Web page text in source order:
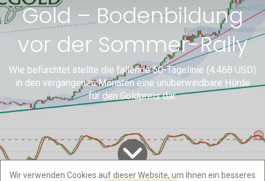
Gold – Bodenbildung
vor der Sommer-Rally
Wie befürchtet stellte die fallende 50-Tagelinie (4.468 USD)
in den vergangenen Monaten eine unüberwindbare Hürde
für den Goldpreis dar.
Wir verwenden Cookies auf dieser Website, um Ihnen ein besseres